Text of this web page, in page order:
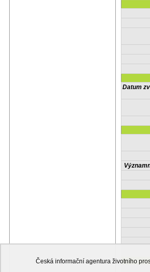
Datum
Česká informační agentura životního